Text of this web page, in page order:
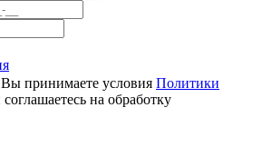
Yonex Nanoflare 800 Tour
принимаете условия Политики
соглашаетесь на обработку